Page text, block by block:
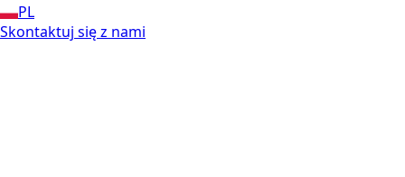
PL
Skontaktuj się z nami